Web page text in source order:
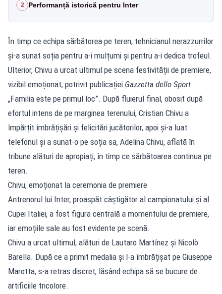
2 Performanță istorică pentru Inter
În timp ce echipa sărbătorea pe teren, tehnicianul nerazzurrilor
și-a sunat soția pentru a-i mulțumi și pentru a-i dedica trofeul.
Ulterior, Chivu a urcat ultimul pe scena festivității de premiere,
vizibil emoționat, potrivit publicației Gazzetta dello Sport.
„Familia este pe primul loc”. După fluierul final, obosit după
efortul intens de pe marginea terenului, Cristian Chivu a
împărțit îmbrățișări și felicitări jucătorilor, apoi și-a luat
telefonul și a sunat-o pe soția sa, Adelina Chivu, aflată în
tribune alături de apropiați, în timp ce sărbătoarea continua pe
teren.
Chivu, emoționat la ceremonia de premiere
Antrenorul lui Inter, proaspăt câștigător al campionatului și al
Cupei Italiei, a fost figura centrală a momentului de premiere,
iar emoțiile sale au fost evidente pe scenă.
Chivu a urcat ultimul, alături de Lautaro Martínez și Nicolò
Barella. După ce a primit medalia și l-a îmbrățișat pe Giuseppe
Marotta, s-a retras discret, lăsând echipa să se bucure de
artificiile tricolore.